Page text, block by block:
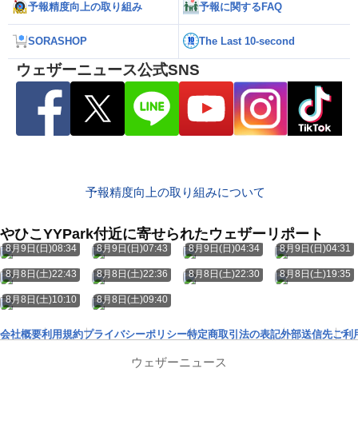
予報精度向上の取り組み 予報に関するFAQ
SORASHOP The Last 10-second
ウェザーニュース公式SNS
予報精度向上の取り組みについて
やひこYYPark付近に寄せられたウェザーリポート
8月9日(日)08:34 8月9日(日)07:43 8月9日(日)04:34 8月9日(日)04:31
8月8日(土)22:43 8月8日(土)22:36 8月8日(土)22:30 8月8日(土)19:35
8月8日(土)10:10 8月8日(土)09:40
会社概要利用規約プライバシーポリシー特定商取引法の表記外部送信先ご利
ウェザーニュース